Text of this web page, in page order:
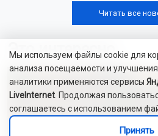
Читать все
Это интересно
Мы используем файлы cookie для
анализа посещаемости и
аналитики применяются сервисы
LiveInternet . Продолжая
соглашаетесь с использованием
Принять